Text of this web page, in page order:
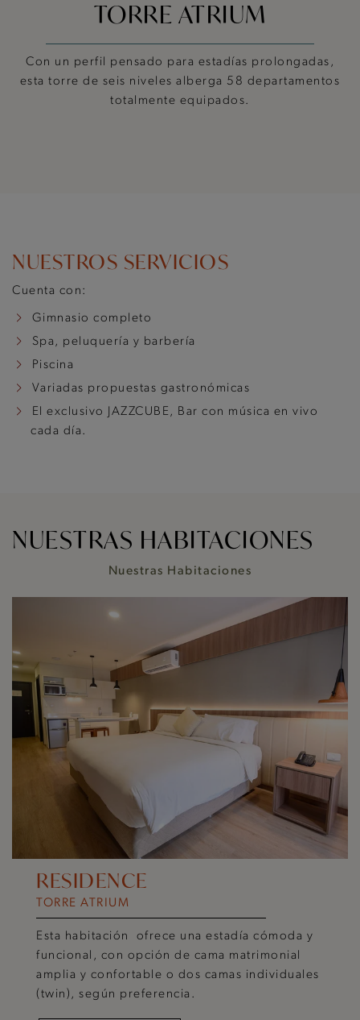
TORRE ATRIUM
Con un perfil pensado para estadías prolongadas,
esta torre de seis niveles alberga 58 departamentos
totalmente equipados.
NUESTROS SERVICIOS
Cuenta con:
Gimnasio completo
Spa, peluquería y barbería
Piscina
Variadas propuestas gastronómicas
El exclusivo JAZZCUBE, Bar con música en vivo
cada día.
NUESTRAS HABITACIONES
Nuestras Habitaciones
RESIDENCE
TORRE ATRIUM
Esta habitación ofrece una estadía cómoda y
funcional, con opción de cama matrimonial
amplia y confortable o dos camas individuales
(twin), según preferencia.
BALCONY
TORRE ATRIUM
Esta habitación ofrece una cómoda opción
con cama matrimonial o dos camas
individuales (twin), ideal para disfrutar en
compañía.
SUITE LOFT
TORRE ATRIUM
Disfrutá de una estadía única en este amplio y
luminoso apartamento de dos ambientes, que
combina confort y elegancia.
VER DETALLES